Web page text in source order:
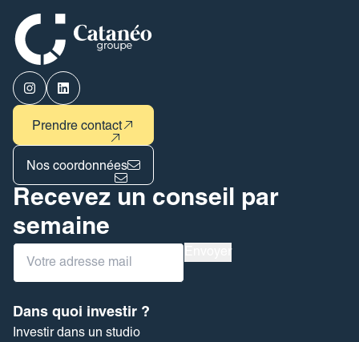
Prendre contact
Nos coordonnées
Recevez un conseil par
semaine
Dans quoi investir ?
Investir dans un studio